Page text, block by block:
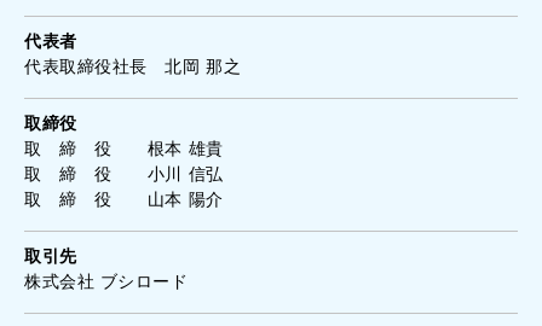
代表者
代表取締役社長 北岡 那之
取締役
取 締 役 根本 雄貴
取 締 役 小川 信弘
取 締 役 山本 陽介
取引先
株式会社 ブシロード